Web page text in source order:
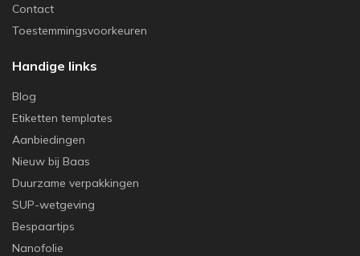
Contact
Toestemmingsvoorkeuren
Handige links
Blog
Etiketten templates
Aanbiedingen
Nieuw bij Baas
Duurzame verpakkingen
SUP-wetgeving
Bespaartips
Nanofolie